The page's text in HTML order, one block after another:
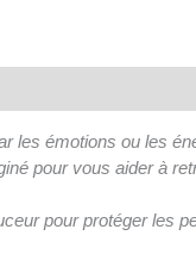
les émotions ou les
pour vous aider à
pour protéger les